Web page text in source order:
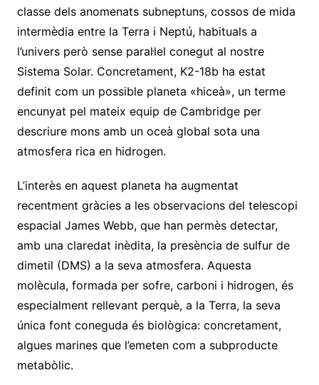
classe dels anomenats subneptuns, cossos de mida
intermèdia entre la Terra i Neptú, habituals a
l’univers però sense paral·lel conegut al nostre
Sistema Solar. Concretament, K2-18b ha estat
definit com un possible planeta «hiceà», un terme
encunyat pel mateix equip de Cambridge per
descriure mons amb un oceà global sota una
atmosfera rica en hidrogen.
L’interès en aquest planeta ha augmentat
recentment gràcies a les observacions del telescopi
espacial James Webb, que han permès detectar,
amb una claredat inèdita, la presència de sulfur de
dimetil (DMS) a la seva atmosfera. Aquesta
molècula, formada per sofre, carboni i hidrogen, és
especialment rellevant perquè, a la Terra, la seva
única font coneguda és biològica: concretament,
algues marines que l’emeten com a subproducte
metabòlic.